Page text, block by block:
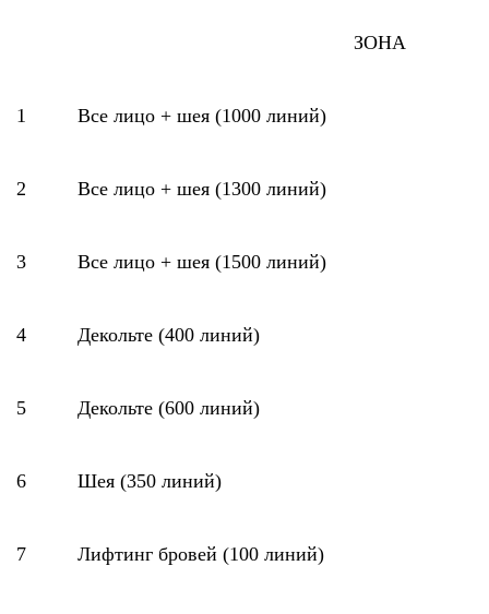
ЗОНА
1 Все лицо + шея (1000 линий)
2 Все лицо + шея (1300 линий)
3 Все лицо + шея (1500 линий)
4 Декольте (400 линий)
5 Декольте (600 линий)
6 Шея (350 линий)
7 Лифтинг бровей (100 линий)